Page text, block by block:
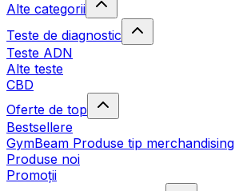
Alte categorii
Teste de diagnostic
Teste ADN
Alte teste
CBD
Oferte de top
Bestsellere
GymBeam Produse tip merchandising
Produse noi
Promoții